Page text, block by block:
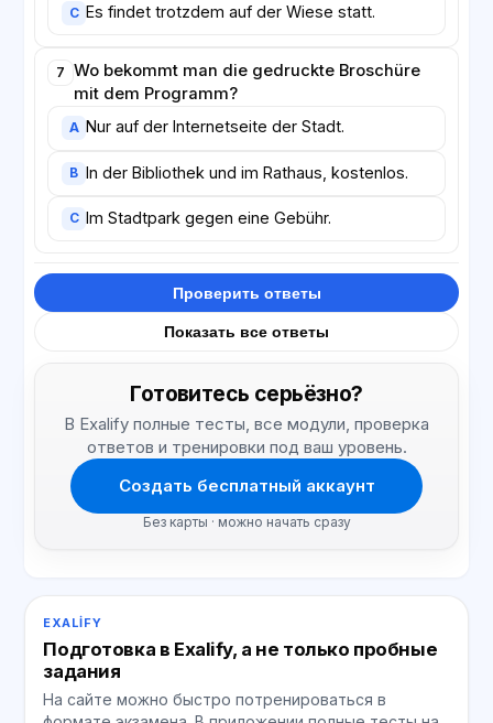
C Es findet trotzdem auf der Wiese statt.
7
Wo bekommt man die gedruckte Broschüre
mit dem Programm?
A Nur auf der Internetseite der Stadt.
B In der Bibliothek und im Rathaus, kostenlos.
C Im Stadtpark gegen eine Gebühr.
Проверить ответы
Показать все ответы
Готовитесь серьёзно?
В Exalify полные тесты, все модули, проверка
ответов и тренировки под ваш уровень.
Создать бесплатный аккаунт
Без карты · можно начать сразу
EXALIFY
Подготовка в Exalify, а не только пробные
задания
На сайте можно быстро потренироваться в